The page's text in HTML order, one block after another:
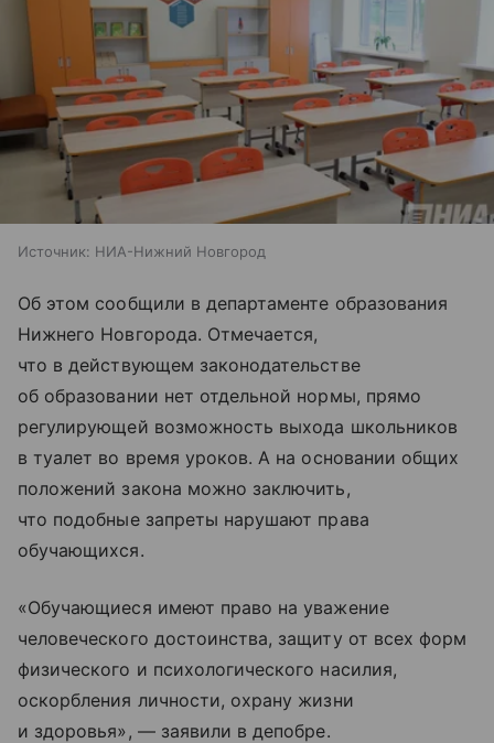
Источник: НИА-Нижний Новгород
Об этом сообщили в департаменте образования
Нижнего Новгорода. Отмечается,
что в действующем законодательстве
об образовании нет отдельной нормы, прямо
регулирующей возможность выхода школьников
в туалет во время уроков. А на основании общих
положений закона можно заключить,
что подобные запреты нарушают права
обучающихся.
«Обучающиеся имеют право на уважение
человеческого достоинства, защиту от всех форм
физического и психологического насилия,
оскорбления личности, охрану жизни
и здоровья», — заявили в депобре.